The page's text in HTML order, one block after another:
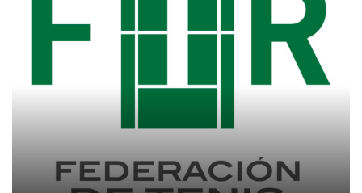
2026